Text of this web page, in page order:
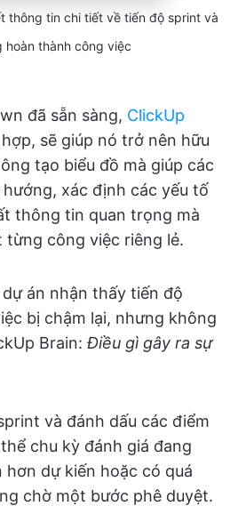
thông tin chi tiết về tiến độ sprint và
hoàn thành công việc
đã sẵn sàng, ClickUp
sẽ giúp nó trở nên hữu
tạo biểu đồ mà giúp các
xác định các yếu tố
thông tin quan trọng mà
từng công việc riêng lẻ.
án nhận thấy tiến độ
bị chậm lại, nhưng không
Brain: Điều gì gây ra sự
và đánh dấu các điểm
chu kỳ đánh giá đang
hơn dự kiến hoặc có quá
chờ một bước phê duyệt.